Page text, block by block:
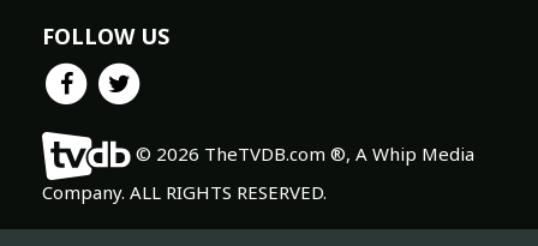
FOLLOW US
© 2026 TheTVDB.com ®, A Whip Media
Company. ALL RIGHTS RESERVED.